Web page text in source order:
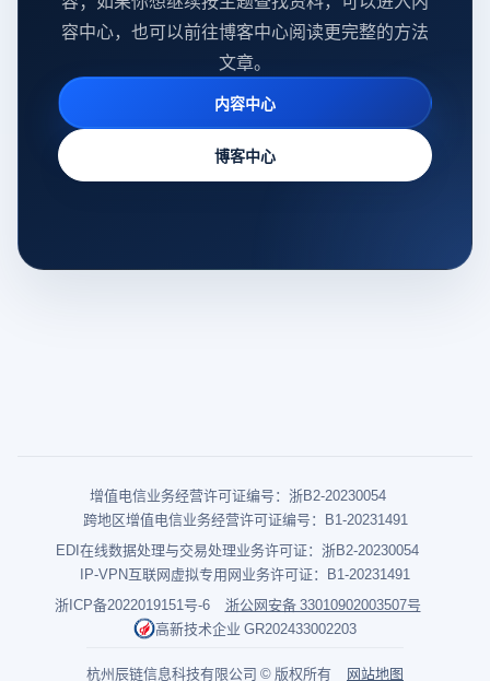
容中心，也可以前往博客中心阅读更完整的方法
文章。
内容中心
博客中心
增值电信业务经营许可证编号：浙B2-20230054
跨地区增值电信业务经营许可证编号：B1-20231491
EDI在线数据处理与交易处理业务许可证：浙B2-20230054
IP-VPN互联网虚拟专用网业务许可证：B1-20231491
浙ICP备2022019151号-6
浙公网安备 33010902003507号
高新技术企业 GR202433002203
杭州辰链信息科技有限公司 © 版权所有 网站地图